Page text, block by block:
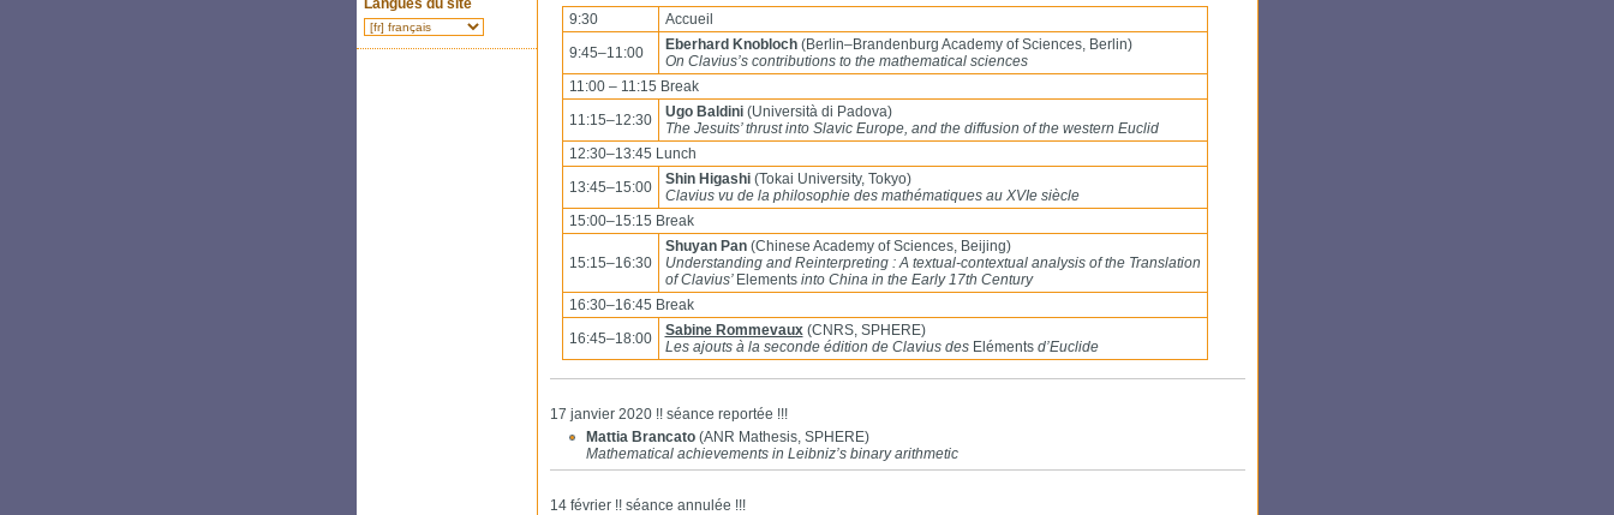
Langues du site
9:30
Accueil
9:45–11:00
Eberhard Knobloch(Berlin–Brandenburg Academy of Sciences, Berlin)
On Clavius’s contributions to the mathematical sciences
11:00 – 11:15 Break
11:15–12:30
Ugo Baldini(Università di Padova)
The Jesuits’ thrust into Slavic Europe, and the diffusion of the western Euclid
12:30–13:45 Lunch
13:45–15:00
Shin Higashi(Tokai University, Tokyo)
Clavius vu de la philosophie des mathématiques au XVIe siècle
15:00–15:15 Break
15:15–16:30
Shuyan Pan(Chinese Academy of Sciences, Beijing)
Understanding and Reinterpreting : A textual-contextual analysis of the Translation
of Clavius’ Elementsinto China in the Early 17th Century
16:30–16:45 Break
16:45–18:00
Sabine Rommevaux(CNRS, SPHERE)
Les ajouts à la seconde édition de Clavius des Elémentsd’Euclide
17 janvier 2020 !! séance reportée !!!
Mattia Brancato (ANR Mathesis, SPHERE)
Mathematical achievements in Leibniz’s binary arithmetic
14 février !! séance annulée !!!